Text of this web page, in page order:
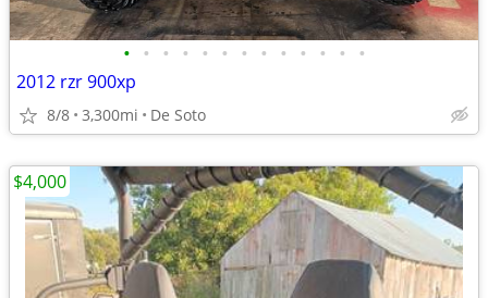
• • • • • • • • • • • • •
2012 rzr 900xp
8/8 3,300mi De Soto
$4,000